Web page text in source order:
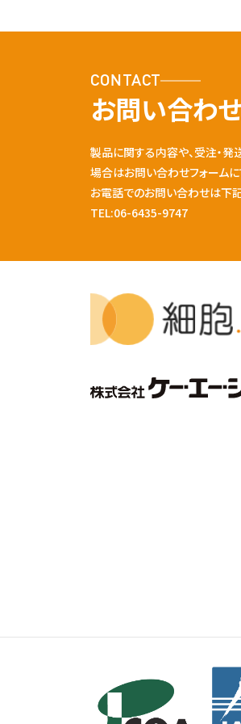
CONTACT
お問い合わ
製品に関する内容や、受注・発
場合はお問い合わせフォームに
お電話でのお問い合わせは下
TEL:06-6435-9747